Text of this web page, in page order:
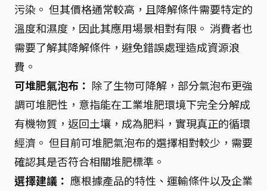
污染。 但其價格通常較高，且降解條件需要特定的
溫度和濕度，因此其應用場景相對有限。 消費者也
需要了解其降解條件，避免錯誤處理造成資源浪
費。
可堆肥氣泡布： 除了生物可降解，部分氣泡布更強
調可堆肥性，意指能在工業堆肥環境下完全分解成
有機物質，返回土壤，成為肥料，實現真正的循環
經濟。 但目前可堆肥氣泡布的選擇相對較少，需要
確認其是否符合相關堆肥標準。
選擇建議： 應根據產品的特性、運輸條件以及企業